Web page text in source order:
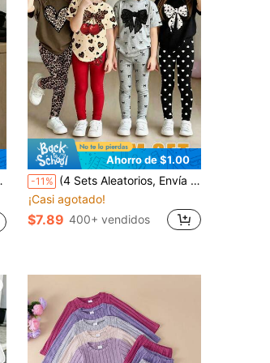
Ahorro de $1.00
-11% (4 Sets Aleatorios, Envía 1 Set) Conjunto de Camiseta Corta Básica y Leggings con Estampado de Leopardo, Corazón, Lunares y Lazo para Niñas, Uso Diario
¡Casi agotado!
$7.89 400+ vendidos